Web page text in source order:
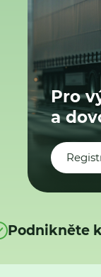
Pro
a
Podnikněte